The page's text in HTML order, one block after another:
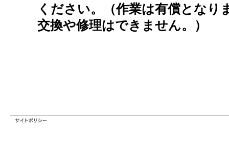
ください。（作業は有償となり
交換や修理はできません。）